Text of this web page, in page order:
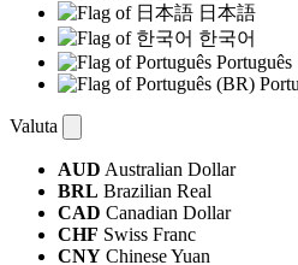
日本語
한국어
Português
Valuta
AUD Australian Dollar
BRL Brazilian Real
CAD Canadian Dollar
CHF Swiss Franc
CNY Chinese Yuan